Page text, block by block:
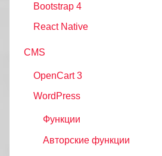
Bootstrap 4
React Native
CMS
OpenCart 3
WordPress
Функции
Авторские функции